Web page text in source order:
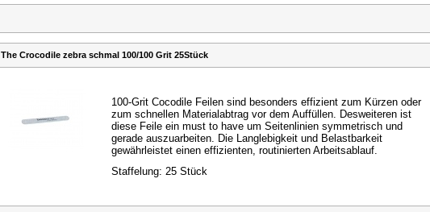
The Crocodile zebra schmal 100/100 Grit 25Stück
100-Grit Cocodile Feilen sind besonders effizient zum Kürzen oder
zum schnellen Materialabtrag vor dem Auffüllen. Desweiteren ist
diese Feile ein must to have um Seitenlinien symmetrisch und
gerade auszuarbeiten. Die Langlebigkeit und Belastbarkeit
gewährleistet einen effizienten, routinierten Arbeitsablauf.
Staffelung: 25 Stück